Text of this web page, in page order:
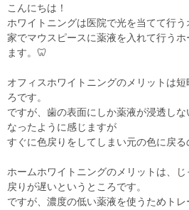
こんにちは！
ホワイトニングは医院で光を当てて行
家でマウスピースに薬液を入れて行う
ます。🦷
オフィスホワイトニングのメリットは
ろです。
ですが、歯の表面にしか薬液が浸透しな
なったように感じますが
すぐに色戻りをしてしまい元の色に戻る
ホームホワイトニングのメリットは、
戻りが遅いというところです。
ですが、濃度の低い薬液を使うためト